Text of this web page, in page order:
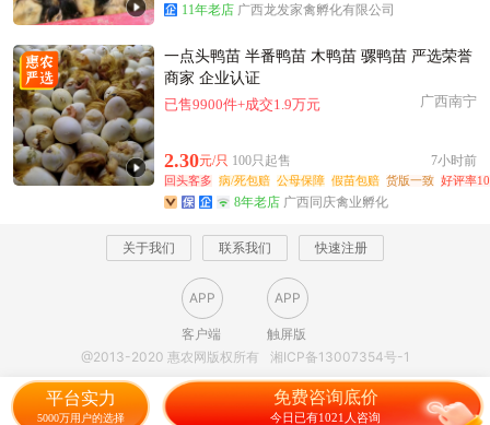
11年老店 广西龙发家禽孵化有限公司
一点头鸭苗 半番鸭苗 木鸭苗 骡鸭苗 严选荣誉
商家 企业认证
已售9900件+成交1.9万元
广西南宁
2.30元/只 100只起售 7小时前
回头客多 病/死包赔 公母保障 假苗包赔 货版一致 好评率
8年老店 广西同庆禽业孵化
关于我们 联系我们 快速注册
APP
客户端
APP
触屏版
@2013-2020 惠农网版权所有
湘ICP备13007354号-1
平台实力
5000万用户的选择
免费咨询底价
今日已有1021人咨询